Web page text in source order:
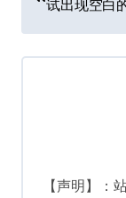
导
航
试出现空白
【声明】：